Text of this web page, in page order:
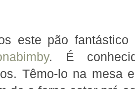
este pão
. É
Têmo-lo na mesa